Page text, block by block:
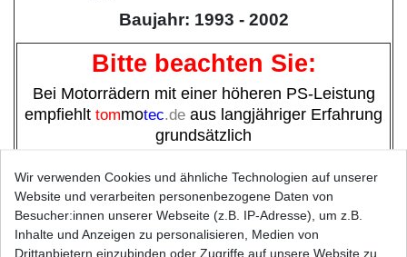
Baujahr: 1993 - 2002
Bitte beachten Sie:
Bei Motorrädern mit einer höheren PS-Leistung
empfiehlt tommotec.de aus langjähriger Erfahrung
grundsätzlich
verwenden,
statt verstärkte oder extra verstärkte.
Höhere Haltbarkeit, weniger Wartungsintervalle,
Wir verwenden Cookies und ähnliche Technologien auf unserer
Website und verarbeiten personenbezogene Daten von
Besucher:innen unserer Webseite (z.B. IP-Adresse), um z.B.
Inhalte und Anzeigen zu personalisieren, Medien von
Drittanbietern einzubinden oder Zugriffe auf unsere Website zu